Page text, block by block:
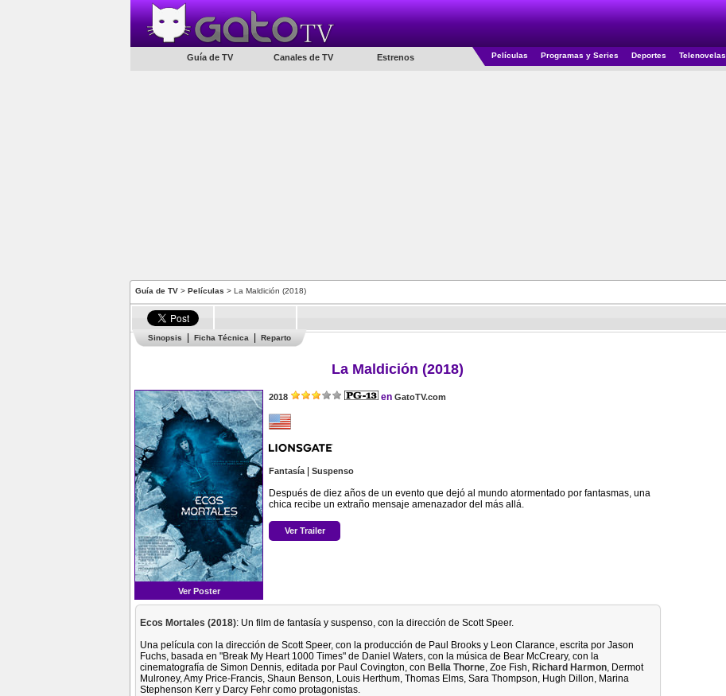
Guía de TV Canales de TV Estrenos Películas Programas y Series Deportes Telenovelas
Guía de TV > Películas > La Maldición (2018)
Sinopsis Ficha Técnica Reparto
La Maldición (2018)
Ver Poster
2018 en GatoTV.com
Fantasía| Suspenso
Después de diez años de un evento que dejó al mundo atormentado por fantasmas, una
chica recibe un extraño mensaje amenazador del más allá.
Ver Trailer
Ecos Mortales (2018): Un film de fantasía y suspenso, con la dirección de Scott Speer.
Una película con la dirección de Scott Speer, con la producción de Paul Brooks y Leon Clarance, escrita por Jason
Fuchs, basada en "Break My Heart 1000 Times" de Daniel Waters, con la música de Bear McCreary, con la
cinematografía de Simon Dennis, editada por Paul Covington, con Bella Thorne, Zoe Fish, Richard Harmon, Dermot
Mulroney, Amy Price-Francis, Shaun Benson, Louis Herthum, Thomas Elms, Sara Thompson, Hugh Dillon, Marina
Stephenson Kerr y Darcy Fehr como protagonistas.